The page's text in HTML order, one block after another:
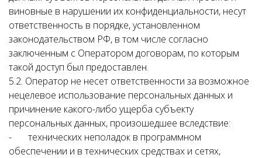
виновные в нарушении их конфиденциальности, несут
ответственность в порядке, установленном
законодательством РФ, в том числе согласно
заключенным с Оператором договорам, по которым
такой доступ был предоставлен.
5.2. Оператор не несет ответственности за возможное
нецелевое использование персональных данных и
причинение какого-либо ущерба субъекту
персональных данных, произошедшее вследствие:
- технических неполадок в программном
обеспечении и в технических средствах и сетях,